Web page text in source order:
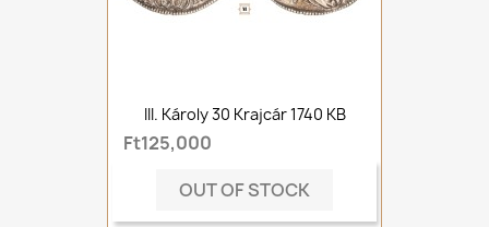
III. Károly 30 Krajcár 1740 KB
Ft125,000
OUT OF STOCK